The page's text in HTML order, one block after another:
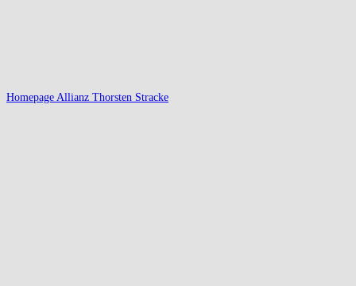
Homepage Allianz Thorsten Stracke